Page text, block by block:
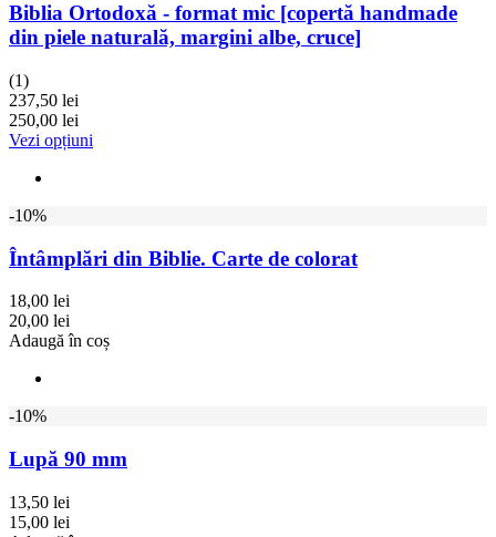
Biblia Ortodoxă - format mic [copertă handmade
din piele naturală, margini albe, cruce]
(1)
237,50 lei
250,00 lei
Vezi opțiuni
-10%
Întâmplări din Biblie. Carte de colorat
18,00 lei
20,00 lei
Adaugă în coș
-10%
Lupă 90 mm
13,50 lei
15,00 lei